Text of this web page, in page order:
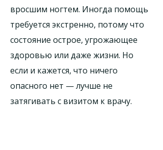
вросшим ногтем. Иногда помощь
требуется экстренно, потому что
состояние острое, угрожающее
здоровью или даже жизни. Но
если и кажется, что ничего
опасного нет — лучше не
затягивать с визитом к врачу.